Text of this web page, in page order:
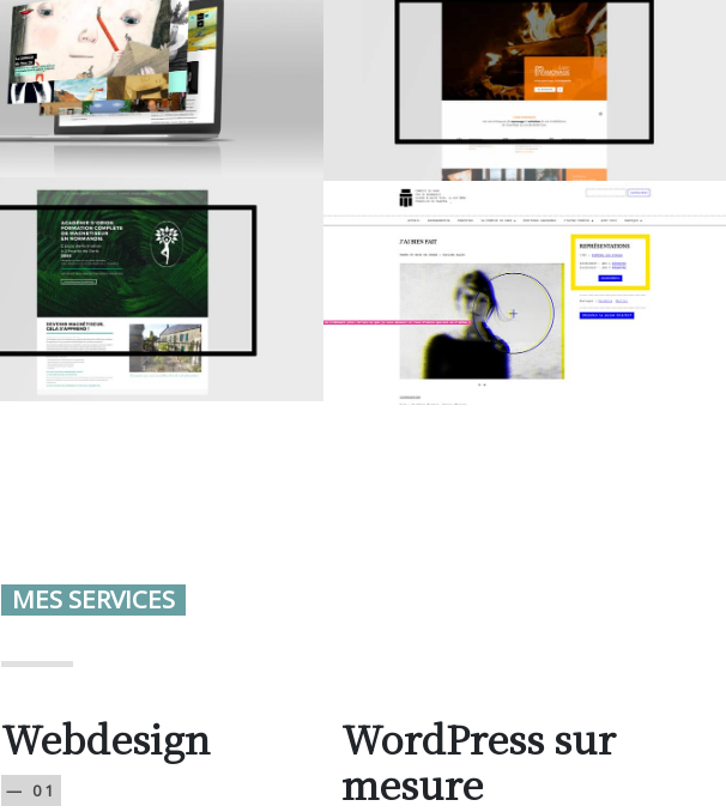
MES SERVICES
Webdesign
— 01
WordPress sur
mesure